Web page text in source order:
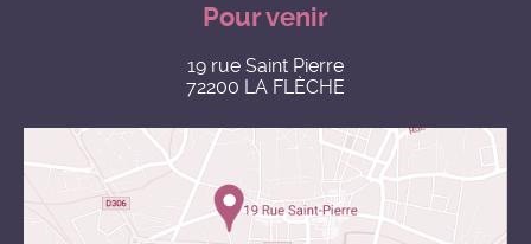
Pour venir
19 rue Saint Pierre
72200 LA FLÈCHE